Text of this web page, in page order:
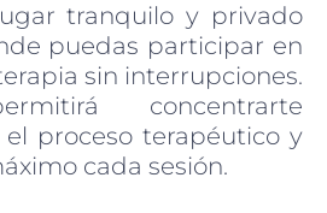
tranquilo y privado
puedas participar en
sin interrupciones.
concentrarte
proceso terapéutico y
cada sesión.